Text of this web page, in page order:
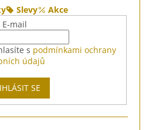
Slevy
Akce
E-mail
s podmínkami ochrany
údajů
SE